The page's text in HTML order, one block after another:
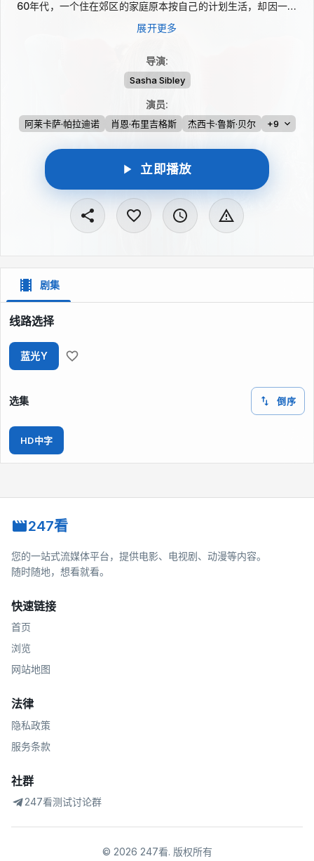
60年代，一个住在郊区的家庭原本按自己的计划生活，却因一位
亲属去世，被召往其留下的庄园。进入这座宅邸后，他们逐渐察觉
到盘踞其中的阴影：难以解释的异象、古老仪式的痕迹，以及墙上
寻。
展开更多
导演:
Sasha Sibley
演员:
阿莱卡萨·帕拉迪诺 肖恩·布里吉格斯 杰西卡·鲁斯·贝尔 +9
立即播放
剧集
线路选择
蓝光Y
选集 倒序
HD中字
247看
您的一站式流媒体平台，提供电影、电视剧、动漫等内容。
随时随地，想看就看。
快速链接
首页
浏览
网站地图
法律
隐私政策
服务条款
社群
247看测试讨论群
© 2026 247看. 版权所有